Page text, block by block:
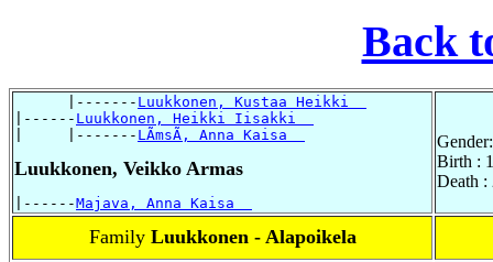
Back
      |-------
Luukkonen, Kustaa Heikki
|------ Luukkonen, Heikki Iisakki
|     |------- LÃmsÃ, Anna Kaisa
Luukkonen, Veikko Armas
|------Majava, Anna Kaisa
Birth :
Death :
Family Luukkonen - Alapoikela